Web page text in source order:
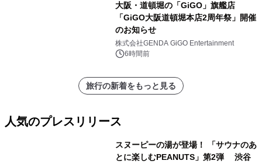
大阪・道頓堀の「GiGO」旗艦店
「GiGO大阪道頓堀本店2周年祭」開催
のお知らせ
株式会社GENDA GiGO Entertainment
6時間前
旅行の新着をもっと見る
人気のプレスリリース
スヌーピーの湯が登場！ 「サウナのあ
とに楽しむPEANUTS」第2弾 渋谷